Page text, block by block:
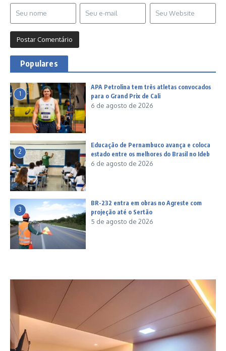
Populares
1
APA Petrolina tem três atletas convocados
para o Grand Prix de Cali
6 de agosto de 2026
2
Educação de Pernambuco avança e coloca
estado entre os melhores do Brasil no Ideb
6 de agosto de 2026
3
BR-232 entra em obras no Agreste com
projeção até o Sertão
5 de agosto de 2026